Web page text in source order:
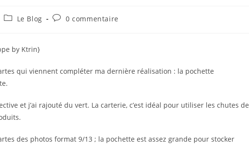
PostLe Blog
Commentaires
0 commentaire
by Ktrin}
qui viennent compléter ma dernière réalisation : la pochette
et j’ai rajouté du vert. La carterie, c’est idéal pour utiliser les chutes de
des photos format 9/13 ; la pochette est assez grande pour stocker